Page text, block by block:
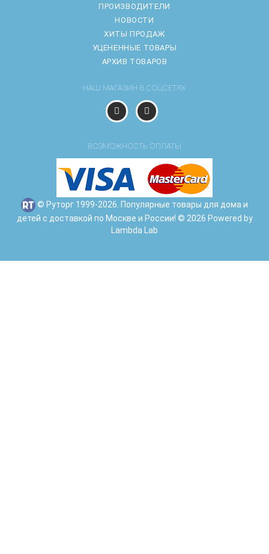
ПРОИЗВОДИТЕЛИ
НОВОСТИ
ХИТЫ ПРОДАЖ
УЦЕНЕННЫЕ ТОВАРЫ
АРХИВ ТОВАРОВ
НАШ МАГАЗИН В СОЦСЕТЯХ
ВОЗМОЖНОСТЬ ОПЛАТЫ
© Руторг 1999-2026. Популярные товары для дома и
детей с доставкой по Москве и России! © 2026 Powered by
Lambda Lab